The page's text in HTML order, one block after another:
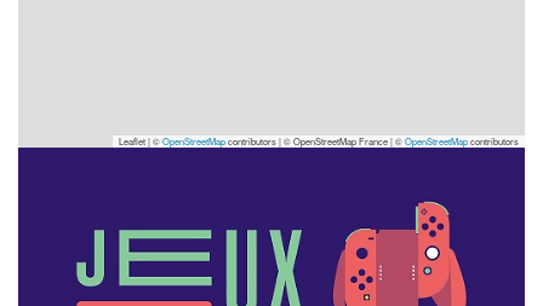
Leaflet | ©OpenStreetMapcontributors|© OpenStreetMap France | ©OpenStreetMapcontributors